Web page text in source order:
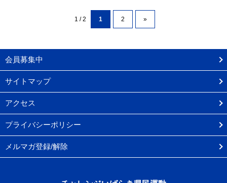
1 / 2 1 2 »
会員募集中
サイトマップ
アクセス
プライバシーポリシー
メルマガ登録/解除